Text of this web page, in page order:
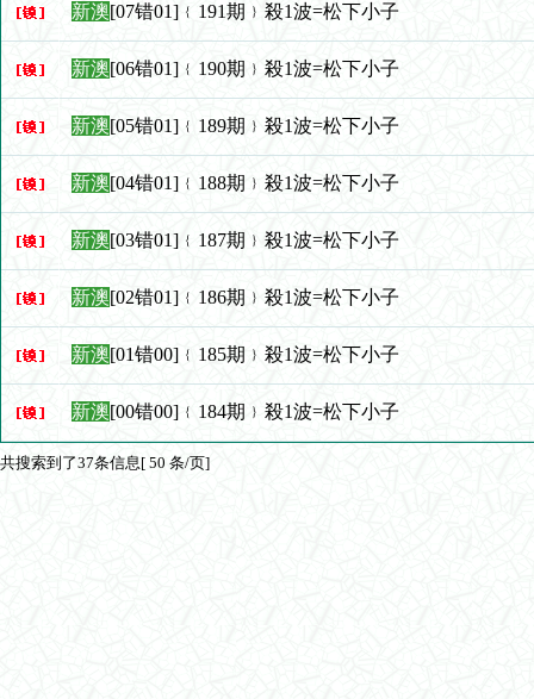
新澳[07错01]﹛191期﹜殺1波=松下小子
新澳[06错01]﹛190期﹜殺1波=松下小子
新澳[05错01]﹛189期﹜殺1波=松下小子
新澳[04错01]﹛188期﹜殺1波=松下小子
新澳[03错01]﹛187期﹜殺1波=松下小子
新澳[02错01]﹛186期﹜殺1波=松下小子
新澳[01错00]﹛185期﹜殺1波=松下小子
新澳[00错00]﹛184期﹜殺1波=松下小子
共搜索到了37条信息[ 50 条/页]